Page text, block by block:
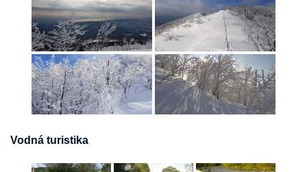
Vodná turistika